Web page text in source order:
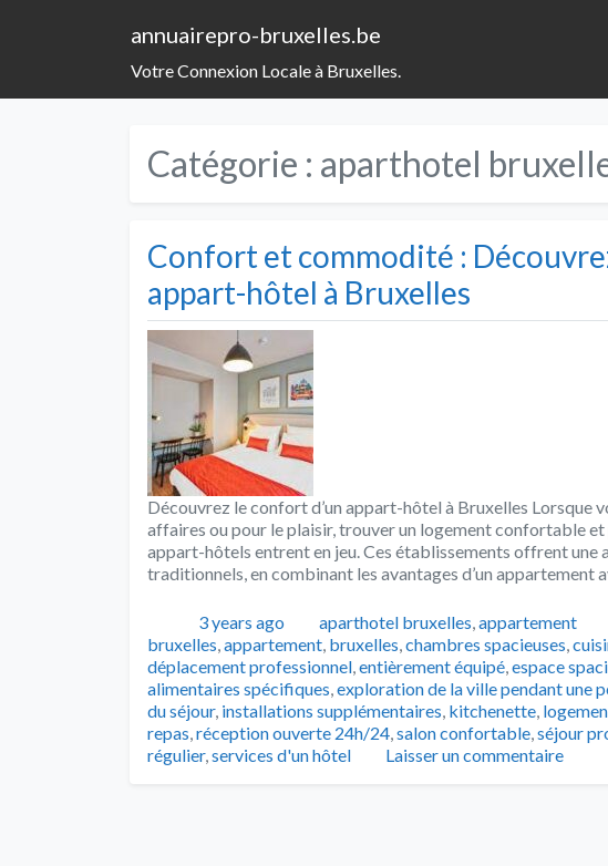
annuairepro-bruxelles.be
Votre Connexion Locale à Bruxelles.
Catégorie : aparthotel
Confort et commodité :
appart-hôtel à Bruxelles
Découvrez le confort d’un appart-hôtel à Bruxelles Lorsque
affaires ou pour le plaisir, trouver un logement confortable et
appart-hôtels entrent en jeu. Ces établissements offrent
traditionnels, en combinant les avantages d’un appartement
Publié3 years ago Catégories
aparthotel bruxelles,appartement
bruxelles,appartement, bruxelles,chambres spacieuses,
déplacement professionnel,entièrement équipé,espace
alimentaires spécifiques,exploration de la ville pendant une
du séjour, installations supplémentaires, kitchenette,
repas,réception ouverte 24h/24,salon confortable,séjour
régulier,services d'un hôtel Laisser un commentaire